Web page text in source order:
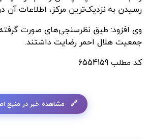
رسیدن به نزدیک‌ترین مرکز، اطلاعات آن
وی افزود: طبق نظرسنجی‌های صورت
جمعیت هلال احمر رضایت داشتند.
کد مطلب6554159
مشاهده خبر در منبع